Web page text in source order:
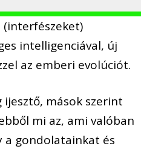
(interfészeket)
intelligenciával, új
az emberi evolúciót.
mások szerint
mi az, ami valóban
a gondolatainkat és